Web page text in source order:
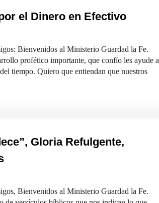
el Dinero en Efectivo
Bienvenidos al Ministerio Guardad la Fe.
profético importante, que confío les ayude a
tiempo. Quiero que entiendan que nuestros
Gloria Refulgente,
Bienvenidos al Ministerio Guardad la Fe.